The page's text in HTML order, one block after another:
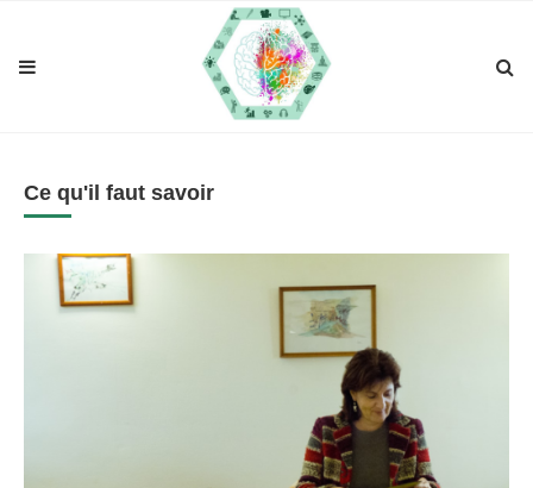
Ce qu'il faut savoir